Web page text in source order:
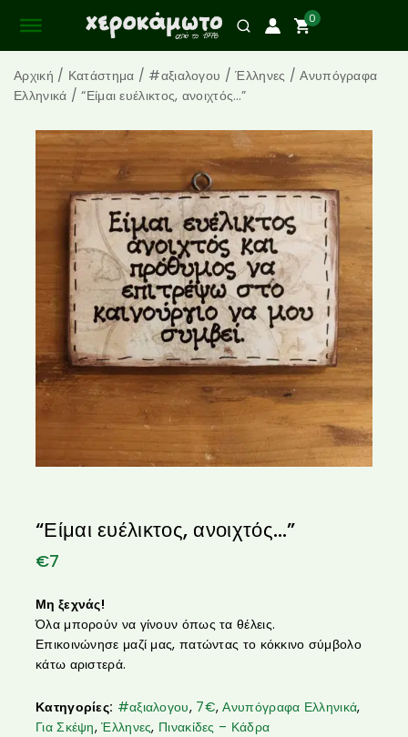
0
Αρχική / Κατάστημα / #αξιαλογου / Έλληνες / Ανυπόγραφα
Ελληνικά / “Είμαι ευέλικτος, ανοιχτός…”
“Είμαι ευέλικτος, ανοιχτός…”
€7
Μη ξεχνάς!
Όλα μπορούν να γίνουν όπως τα θέλεις.
Επικοινώνησε μαζί μας, πατώντας το κόκκινο σύμβολο
κάτω αριστερά.
Κατηγορίες: #αξιαλογου, 7€,Ανυπόγραφα Ελληνικά,
Για Σκέψη,Έλληνες, Πινακίδες – Κάδρα